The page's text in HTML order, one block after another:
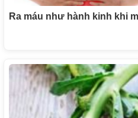
Ra máu như hành kinh khi